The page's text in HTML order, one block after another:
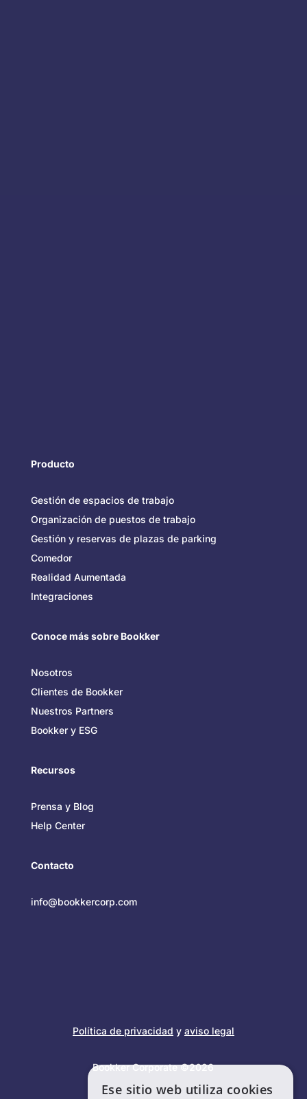
Producto
Gestión de espacios de trabajo
Organización de puestos de trabajo
Gestión y reservas de plazas de parking
Comedor
Realidad Aumentada
Integraciones
Conoce más sobre Bookker
Nosotros
Clientes de Bookker
Nuestros Partners
Bookker y ESG
Recursos
Prensa y Blog
Help Center
Contacto
info@bookkercorp.com
Política de privacidad y aviso legal
Bookker Corporate ©2026
Ese sitio web utiliza cookies